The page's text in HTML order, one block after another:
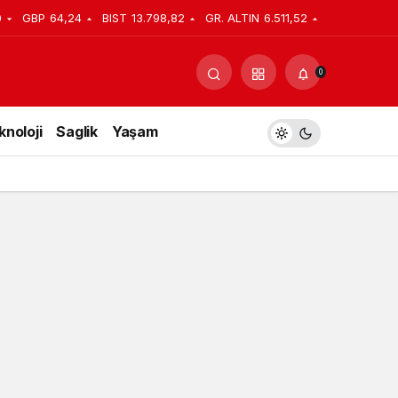
GBP 64,24 BIST 13.798,82 GR. ALTIN 6.511,52
0
Saglik Yaşam
Yorum Yap Paylaş